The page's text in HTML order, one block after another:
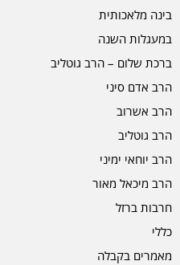
בינה מלאכותית
במעגלות השנה
ברכת שלום – הרב גוטליב
הרב אדם סיני
הרב אשרוב
הרב גוטליב
הרב יוחאי ימיני
הרב מיכאל מאור
חרבות ברזל
כללי
מאמרים בקבלה